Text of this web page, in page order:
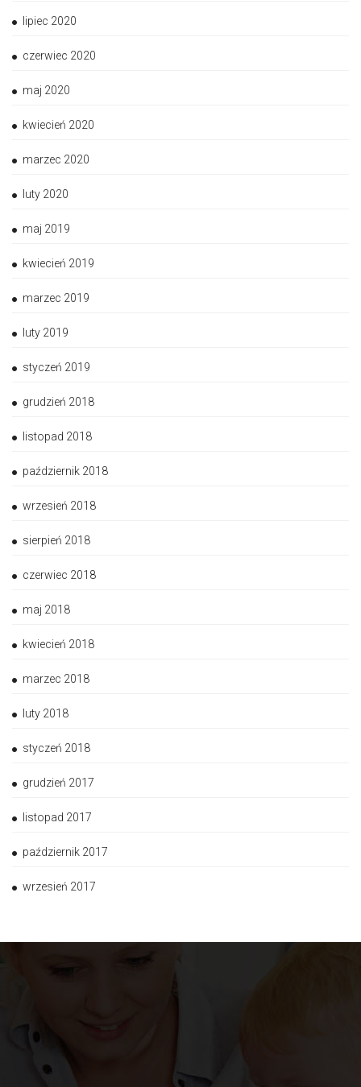
lipiec 2020
czerwiec 2020
maj 2020
kwiecień 2020
marzec 2020
luty 2020
maj 2019
kwiecień 2019
marzec 2019
luty 2019
styczeń 2019
grudzień 2018
listopad 2018
październik 2018
wrzesień 2018
sierpień 2018
czerwiec 2018
maj 2018
kwiecień 2018
marzec 2018
luty 2018
styczeń 2018
grudzień 2017
listopad 2017
październik 2017
wrzesień 2017